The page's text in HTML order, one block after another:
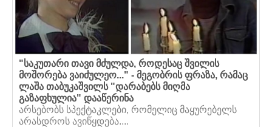
"საკუთარი თავი მძულდა, როდესაც შვილის
მოშორება ვაიძულეო..." - მეგობრის ფრაზა, რამაც
ლაშა თაბუკაშვილს "დარაბებს მიღმა
გაზაფხულია" დააწერინა
არსებობს სპექტაკლები, რომელიც მაყურებელს
არასდროს ავიწყდება....